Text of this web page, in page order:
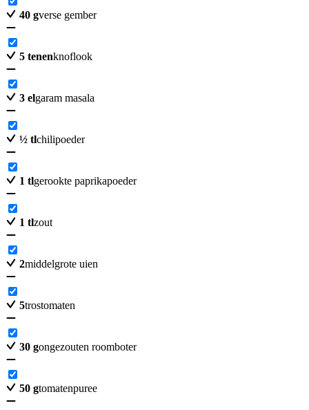
40 gverse gember
5 tenenknoflook
3 elgaram masala
½ tlchilipoeder
1 tlgerookte paprikapoeder
1 tlzout
2middelgrote uien
5trostomaten
30 gongezouten roomboter
50 gtomatenpuree